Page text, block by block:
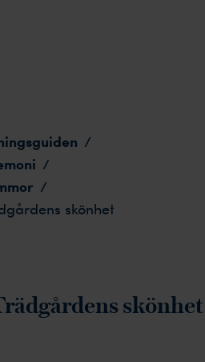
/
/
/
skönhet
skönhet